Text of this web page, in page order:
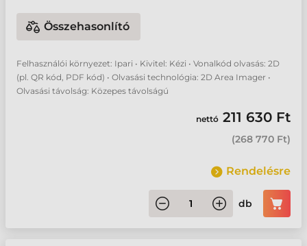
Összehasonlító
Felhasználói környezet: Ipari • Kivitel: Kézi • Vonalkód olvasás: 2D
(pl. QR kód, PDF kód) • Olvasási technológia: 2D Area Imager •
Olvasási távolság: Közepes távolságú
nettó 211 630 Ft
(268 770 Ft)
Rendelésre
db